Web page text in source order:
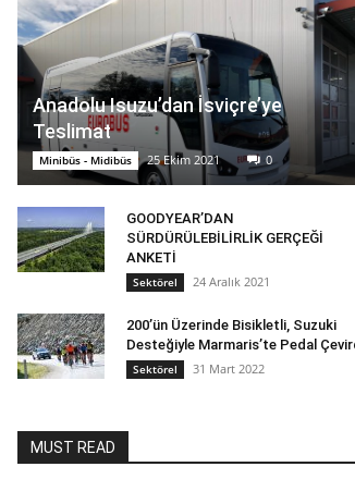
Anadolu Isuzu’dan İsviçre’ye
Teslimat
Minibüs - Midibüs 25 Ekim 2021 0
GOODYEAR’DAN
SÜRDÜRÜLEBİLİRLİK GERÇEĞİ
ANKETİ
Sektörel 24 Aralık 2021
200’ün Üzerinde Bisikletli, Suzuki
Desteğiyle Marmaris’te Pedal
Sektörel 31 Mart 2022
MUST READ